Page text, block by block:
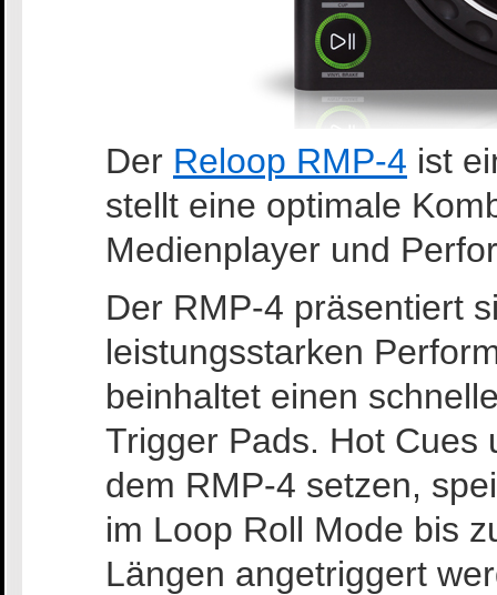
Der Reloop RMP-4 ist
stellt eine optimale
Medienplayer und
Der RMP-4 präsentiert
leistungsstarken
beinhaltet einen
Trigger Pads. Hot Cues
dem RMP-4 setzen,
im Loop Roll Mode bis
Längen angetriggert